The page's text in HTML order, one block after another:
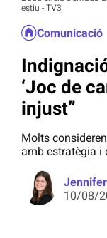
estiu - TV3
Comunicació
‘Joc de
injust”
Molts
amb estratègia i
10/08/